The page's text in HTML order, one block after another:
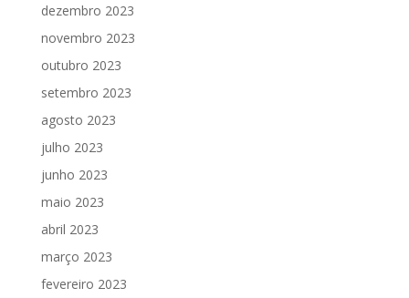
dezembro 2023
novembro 2023
outubro 2023
setembro 2023
agosto 2023
julho 2023
junho 2023
maio 2023
abril 2023
março 2023
fevereiro 2023